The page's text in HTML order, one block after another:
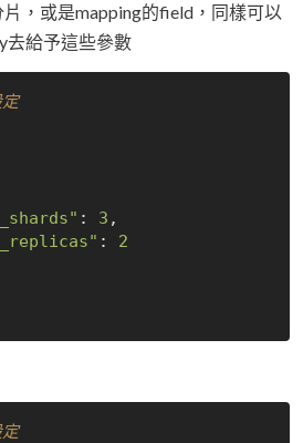
，或是mapping的field，同樣可以
去給予這些參數
: 3 ,
: 2